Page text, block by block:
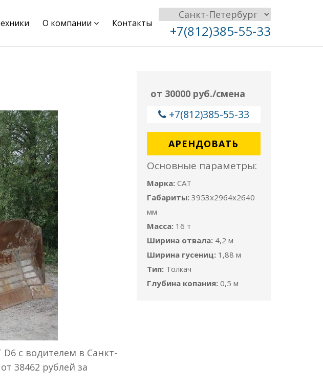
О компании Контакты +7(812)385-55-33
с водителем в Санкт-
38462 рублей за
от 30000 руб./смена
+7(812)385-55-33
АРЕНДОВАТЬ
Основные параметры:
Марка: CAT
Габариты: 3953x2964x2640
мм
Масса: 16 т
Ширина отвала: 4,2 м
Ширина гусениц: 1,88 м
Тип: Толкач
Глубина копания: 0,5 м